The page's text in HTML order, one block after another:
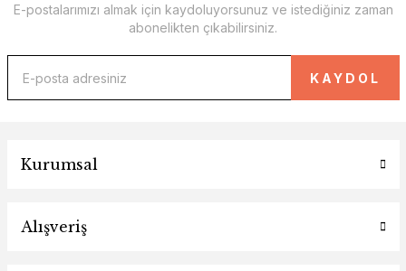
E-postalarımızı almak için kaydoluyorsunuz ve istediğiniz zaman
abonelikten çıkabilirsiniz.
KAYDOL
Kurumsal
Alışveriş